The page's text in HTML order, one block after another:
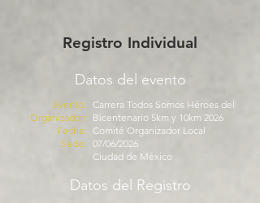
Registro Individual
Datos del evento
Evento:
Organizador:
Fecha:
Sede:
Carrera Todos Somos Héroes del
Bicentenario 5km y 10km 2026
Comité Organizador Local
07/06/2026
Ciudad de México
Datos del Registro